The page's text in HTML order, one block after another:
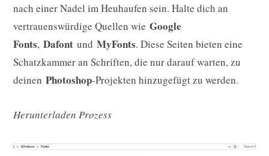
nach einer Nadel im Heuhaufen sein. Halte dich an
vertrauenswürdige Quellen wie Google
Fonts, Dafont und MyFonts. Diese Seiten bieten eine
Schatzkammer an Schriften, die nur darauf warten, zu
deinen Photoshop-Projekten hinzugefügt zu werden.
Herunterladen Prozess